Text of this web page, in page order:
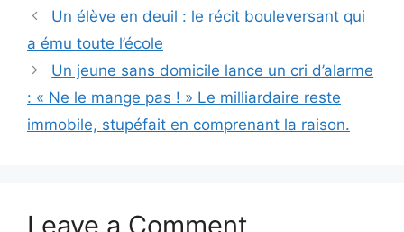
Un élève en deuil : le récit bouleversant qui
a ému toute l’école
Un jeune sans domicile lance un cri d’alarme
: « Ne le mange pas ! » Le milliardaire reste
immobile, stupéfait en comprenant la raison.
Leave a Comment